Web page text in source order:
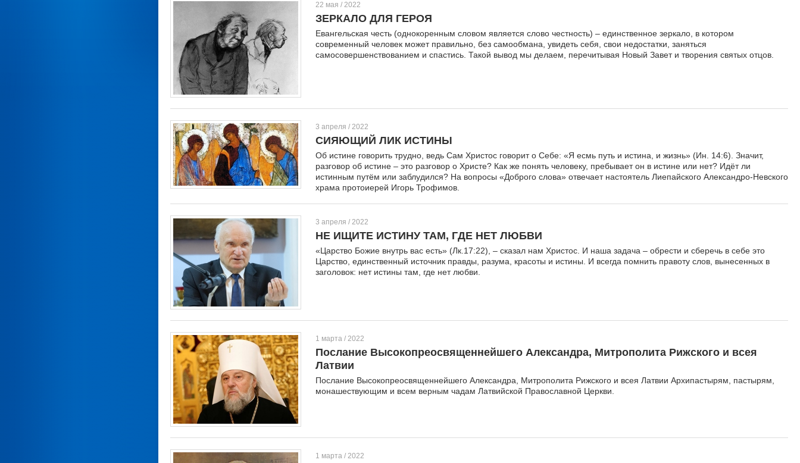
22 мая / 2022
ЗЕРКАЛО ДЛЯ ГЕРОЯ
Евангельская честь (однокоренным словом является слово честность) – единственное зеркало, в котором
современный человек может правильно, без самообмана, увидеть себя, свои недостатки, заняться
самосовершенствованием и спастись. Такой вывод мы делаем, перечитывая Новый Завет и творения святых отцов.
3 апреля / 2022
СИЯЮЩИЙ ЛИК ИСТИНЫ
Об истине говорить трудно, ведь Сам Христос говорит о Себе: «Я есмь путь и истина, и жизнь» (Ин. 14:6). Значит,
разговор об истине – это разговор о Христе? Как же понять человеку, пребывает он в истине или нет? Идёт ли
истинным путём или заблудился? На вопросы «Доброго слова» отвечает настоятель Лиепайского Александро-Невского
храма протоиерей Игорь Трофимов.
3 апреля / 2022
НЕ ИЩИТЕ ИСТИНУ ТАМ, ГДЕ НЕТ ЛЮБВИ
«Царство Божие внутрь вас есть» (Лк.17:22), – сказал нам Христос. И наша задача – обрести и сберечь в себе это
Царство, единственный источник правды, разума, красоты и истины. И всегда помнить правоту слов, вынесенных в
заголовок: нет истины там, где нет любви.
1 марта / 2022
Послание Высокопреосвященнейшего Александра, Митрополита Рижского и всея
Латвии
Послание Высокопреосвященнейшего Александра, Митрополита Рижского и всея Латвии Архипастырям, пастырям,
монашествующим и всем верным чадам Латвийской Православной Церкви.
1 марта / 2022